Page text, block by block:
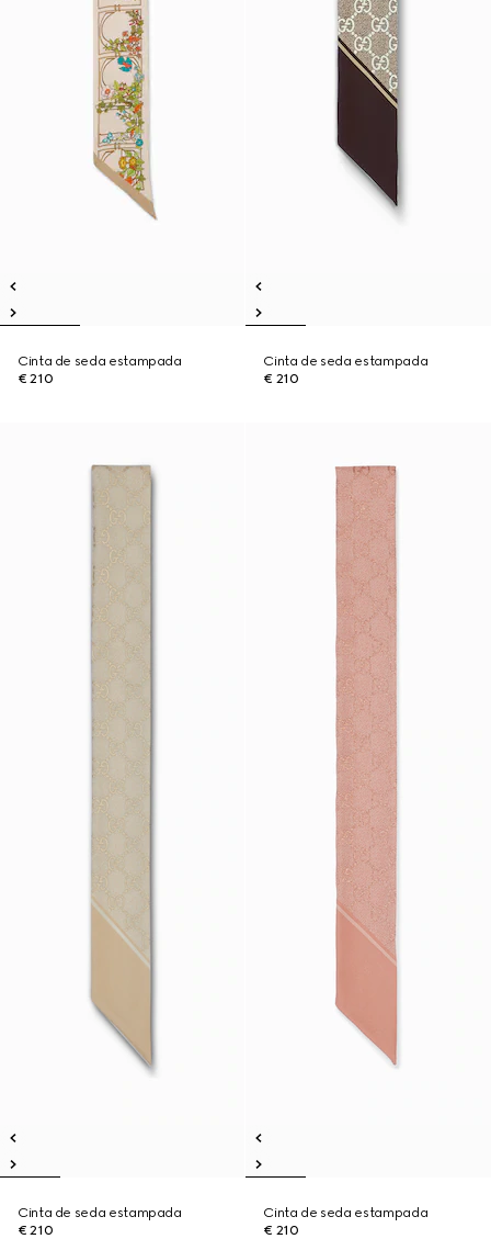
Cinta de seda estampada
€ 210
Cinta de seda estampada
€ 210
Cinta de seda estampada
€ 210
Cinta de seda estampada
€ 210